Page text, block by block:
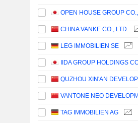
CHINA VANKE CO., LTD.
LEG IMMOBILIEN SE
TAG IMMOBILIEN AG